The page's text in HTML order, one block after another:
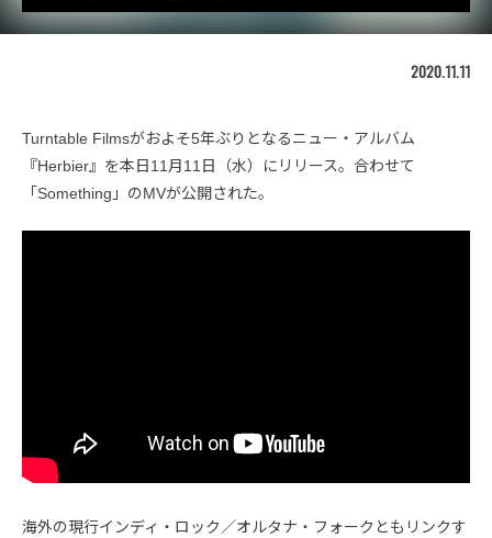
2020.11.11
Turntable Filmsがおよそ5年ぶりとなるニュー・アルバム
『Herbier』を本日11月11日（水）にリリース。合わせて
「Something」のMVが公開された。
海外の現行インディ・ロック／オルタナ・フォークともリンクす